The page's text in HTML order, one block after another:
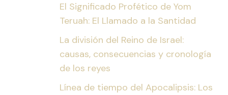
El Significado Profético de Yom
Teruah: El Llamado a la Santidad
La división del Reino de Israel:
causas, consecuencias y cronología
de los reyes
Línea de tiempo del Apocalipsis: Los